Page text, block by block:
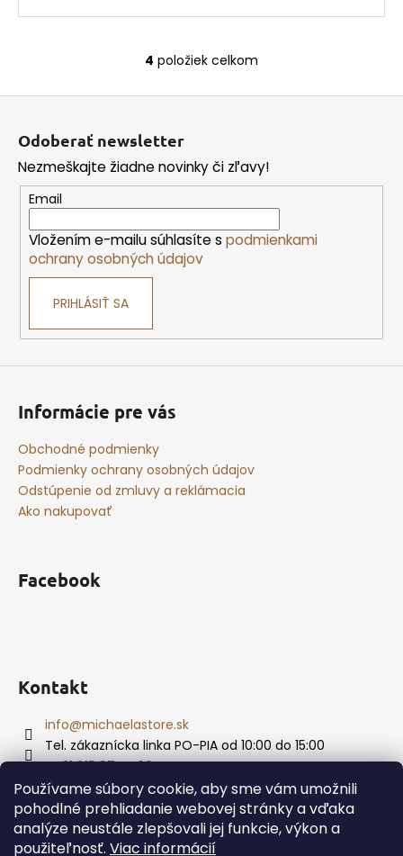
Používame súbory cookie, aby sme vám umožnili
pohodlné prehliadanie webovej stránky a vďaka
analýze neustále zlepšovali jej funkcie, výkon a
použiteľnosť. Viac informácií
O
a
c
i
e
p
r
v
ý
4 položiek celkom
Odoberať newsletter
Nezmeškajte žiadne novinky či zľavy!
Email
Vložením e-mailu súhlasíte s podmienkami
ochrany osobných údajov
PRIHLÁSIŤ SA
Informácie pre vás
Obchodné podmienky
Podmienky ochrany osobných údajov
Odstúpenie od zmluvy a reklámacia
Ako nakupovať
Facebook
Kontakt
info@michaelastore.sk
Tel. zákaznícka linka PO-PIA od 10:00 do 15:00
+421 915 874 469
Vytvoril Shoptet